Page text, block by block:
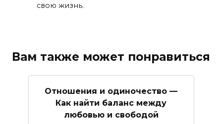
свою жизнь.
Вам также может понравиться
Отношения и одиночество —
Как найти баланс между
любовью и свободой